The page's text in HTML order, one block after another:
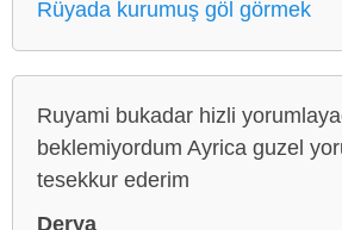
Rüyada kurumuş göl görmek
Ruyami bukadar hizli
beklemiyordum Ayrica guzel
tesekkur ederim
Derya